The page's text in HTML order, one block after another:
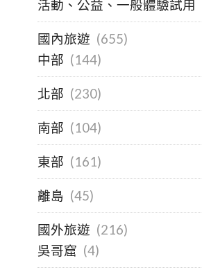
活動、公益、一般體驗試用
國內旅遊 (655)
中部 (144)
北部 (230)
南部 (104)
東部 (161)
離島 (45)
國外旅遊 (216)
吳哥窟 (4)